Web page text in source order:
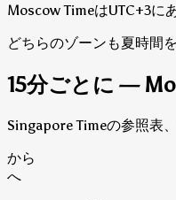
Moscow TimeはUTC+3に
どちらのゾーンも夏時間
15分ごとに —
Singapore Timeの参照表
から
へ